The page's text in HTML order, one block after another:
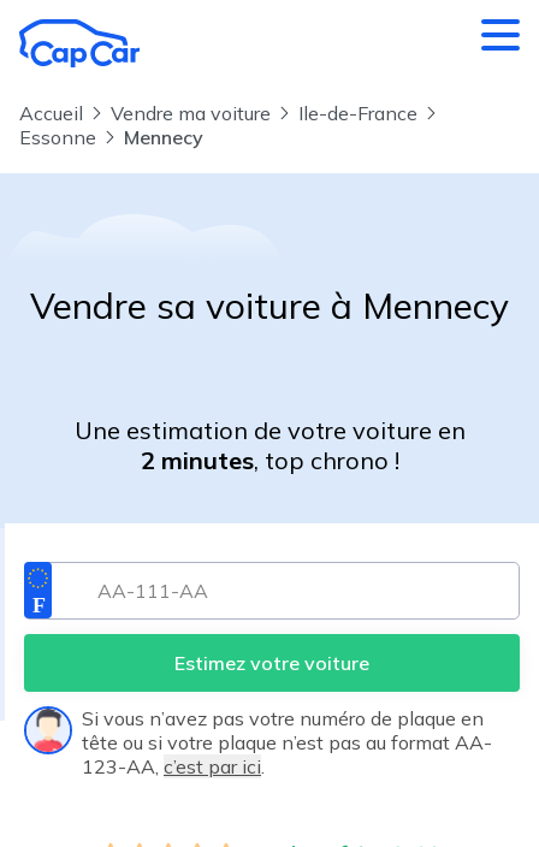
Accueil Vendre ma voiture
Ile-de-France
Essonne
Mennecy
Vendre sa voiture à Mennecy
Une estimation de votre voiture en
2 minutes, top chrono !
Estimez votre voiture
Si vous n’avez pas votre numéro de plaque en
tête ou si votre plaque n’est pas au format AA-
123-AA, c’est par ici